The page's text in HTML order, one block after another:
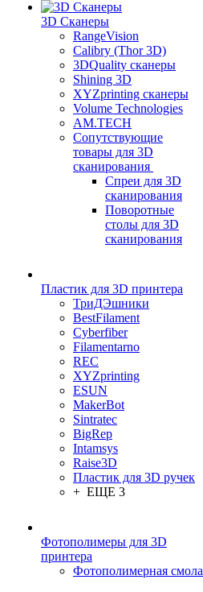
3D Сканеры
RangeVision
Calibry (Thor 3D)
3DQuality сканеры
Shining 3D
XYZprinting сканеры
Volume Technologies
AM.TECH
Сопутствующие
товары для 3D
сканирования
Спреи для 3D
сканирования
Поворотные
столы для 3D
сканирования
Пластик для 3D принтера
ТриДЭшники
BestFilament
Cyberfiber
Filamentarno
REC
XYZprinting
ESUN
MakerBot
Sintratec
BigRep
Intamsys
Raise3D
Пластик для 3D ручек
+ ЕЩЕ 3
Фотополимеры для 3D
принтера
Фотополимерная смола